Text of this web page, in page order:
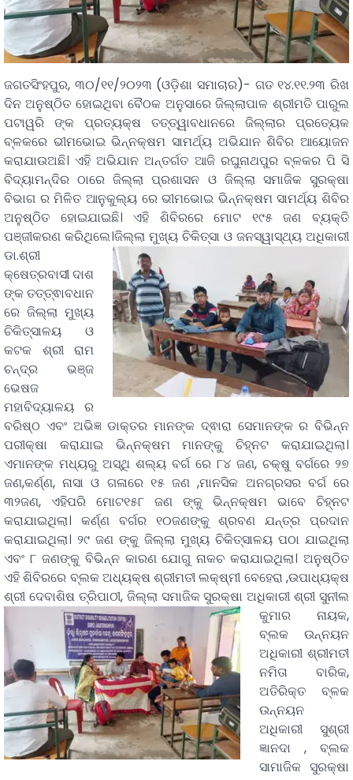
ଜଗତସିଂହପୁର, ୩୦/୧୧/୨୦୨୩ (ଓଡ଼ିଶା ସମାଚାର)- ଗତ ୧୪.୧୧.୨୩ ରିଖ
ଦିନ ଅନୁଷ୍ଠିତ ହୋଇଥିବା ବୈଠକ ଅନୁସାରେ ଜିଲ୍ଲାପାଳ ଶ୍ରୀମତି ପାରୁଲ
ପଟାୱରି ଙ୍କ ପ୍ରତ୍ୟକ୍ଷ ତତ୍ତ୍ୱାବଧାନରେ ଜିଲ୍ଲାର ପ୍ରତ୍ୟେକ
ବ୍ଳକରେ ଭୀମଭୋଇ ଭିନ୍ନକ୍ଷମ ସାମର୍ଥ୍ୟ ଅଭିଯାନ ଶିବିର ଆୟୋଜନ
କରାଯାଉଅଛି। ଏହି ଅଭିଯାନ ଅନ୍ତର୍ଗତ ଆଜି ରଘୁନାଥପୁର ବ୍ଳକର ପି ସି
ବିଦ୍ୟାମନ୍ଦିର ଠାରେ ଜିଲ୍ଲା ପ୍ରଶାସନ ଓ ଜିଲ୍ଲା ସମାଜିକ ସୁରକ୍ଷା
ବିଭାଗ ର ମିଳିତ ଆନୁକୁଲ୍ୟ ରେ ଭୀମଭୋଇ ଭିନ୍ନକ୍ଷମ ସାମର୍ଥ୍ୟ ଶିବିର
ଅନୁଷ୍ଠିତ ହୋଇଯାଇଛି। ଏହି ଶିବିରରେ ମୋଟ ୧୯୫ ଜଣ ବ୍ୟକ୍ତି
ପଞ୍ଜୀକରଣ କରିଥିଲେ।ଜିଲ୍ଲା ମୁଖ୍ୟ ଚିକିତ୍ସା ଓ ଜନସ୍ୱାସ୍ଥ୍ୟ ଅଧିକାରୀ
ଡା.ଶ୍ରୀ
କ୍ଷେତ୍ରବାସୀ ଦାଶ
ଙ୍କ ତତ୍ତ୍ଵାବଧାନ
ରେ ଜିଲ୍ଲା ମୁଖ୍ୟ
ଚିକିତ୍ସାଳୟ ଓ
କଟକ ଶ୍ରୀ ରାମ
ଚନ୍ଦ୍ର ଭଞ୍ଜ
ଭେଷଜ
ମହାବିଦ୍ୟାଳୟ ର
ବରିଷ୍ଠ ଏବଂ ଅଭିଜ୍ଞ ଡାକ୍ତର ମାନଙ୍କ ଦ୍ଵାରା ସେମାନଙ୍କ ର ବିଭିନ୍ନ
ପରୀକ୍ଷା କରାଯାଇ ଭିନ୍ନକ୍ଷମ ମାନଙ୍କୁ ଚିହ୍ନଟ କରାଯାଇଥିଲା।
ଏମାନଙ୍କ ମଧ୍ୟରୁ ଅସ୍ଥି ଶଲ୍ୟ ବର୍ଗ ରେ ୮୪ ଜଣ, ଚକ୍ଷୁ ବର୍ଗରେ ୨୭
ଜଣ,କର୍ଣ୍ଣ, ନାସା ଓ ଗଳାରେ ୧୫ ଜଣ ,ମାନସିକ ଅନଗ୍ରସର ବର୍ଗ ରେ
୩୨ଜଣ, ଏହିପରି ମୋଟ୧୫୮ ଜଣ ଙ୍କୁ ଭିନ୍ନକ୍ଷମ ଭାବେ ଚିହ୍ନଟ
କରାଯାଇଥିଲା। କର୍ଣ୍ଣ ବର୍ଗର ୧୦ଜଣଙ୍କୁ ଶ୍ରବଣ ଯନ୍ତ୍ର ପ୍ରଦାନ
କରାଯାଇଥିଲା। ୨୯ ଜଣ ଙ୍କୁ ଜିଲ୍ଲା ମୁଖ୍ୟ ଚିକିତ୍ସାଳୟ ପଠା ଯାଇଥିଲା
ଏବଂ ୮ ଜଣଙ୍କୁ ବିଭିନ୍ନ କାରଣ ଯୋଗୁ ନାକଚ କରାଯାଇଥିଲା। ଅନୁଷ୍ଠିତ
ଏହି ଶିବିରରେ ବ୍ଲକ ଅଧ୍ୟକ୍ଷ ଶ୍ରୀମତୀ ଲକ୍ଷ୍ମୀ ବେହେରା ,ଉପାଧ୍ୟକ୍ଷ
ଶ୍ରୀ ଦେବାଶିଷ ତ୍ରିପାଠୀ, ଜିଲ୍ଲା ସମାଜିକ ସୁରକ୍ଷା ଅଧିକାରୀ ଶ୍ରୀ ସୁନୀଲ
କୁମାର ନାୟକ,
ବ୍ଲକ ଉନ୍ନୟନ
ଅଧିକାରୀ ଶ୍ରୀମତୀ
ନମିତା ବାରିକ,
ଅତିରିକ୍ତ ବ୍ଳକ
ଉନ୍ନୟନ
ଅଧିକାରୀ ସୁଶ୍ରୀ
ଜ୍ଞାନଦା , ବ୍ଲକ
ସାମାଜିକ ସୁରକ୍ଷା